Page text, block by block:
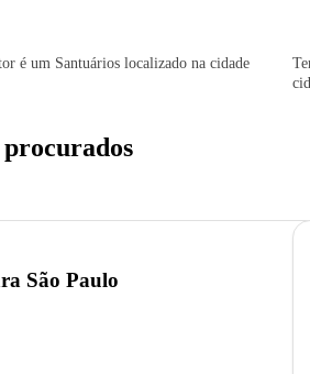
é um Santuários localizado na cidade
procurados
São Paulo